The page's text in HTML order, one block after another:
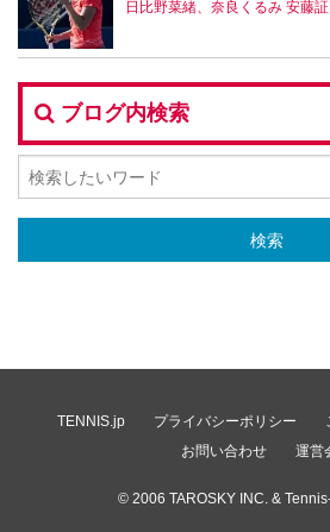
日比野菜緒、奈良くるみ 安藤証券
ブログ内検索
TENNIS.jp プライバシーポリシー
お問い合わせ
運営
© 2006 TAROSKY INC. &